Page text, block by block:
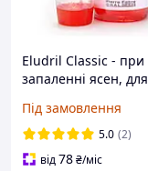
Eludril Classic - при
запаленні ясен, для
500 мл
Під замовлення
5.0 (2)
від78₴/міс